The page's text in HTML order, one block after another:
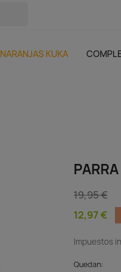
NARANJAS KUKA
19,95 €
12,97 €
Impuestos
Quedan: